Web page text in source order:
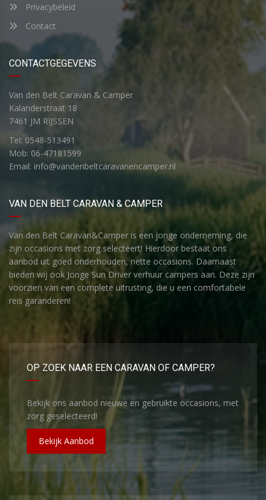
Privacybeleid
Contact
CONTACTGEGEVENS
Van den Belt Caravan & Camper
Kalanderstraat 18
7461 JM RIJSSEN
Tel: 0548-513491
Mob: 06-47181599
Email: info@vandenbeltcaravanencamper.nl
VAN DEN BELT CARAVAN & CAMPER
Van den Belt Caravan&Camper is een jonge onderneming, die
zijn occasions met zorg selecteert! Hierdoor bestaat ons
aanbod uit goed onderhouden, nette occasions. Daarnaast
bieden wij ook Jonge Sun Driver verhuur campers aan. Deze zijn
voorzien van een complete uitrusting, die u een comfortabele
reis garanderen!
OP ZOEK NAAR EEN CARAVAN OF CAMPER?
Bekijk ons aanbod nieuwe en gebruikte occasions, met
zorg geselecteerd!
Bekijk Aanbod